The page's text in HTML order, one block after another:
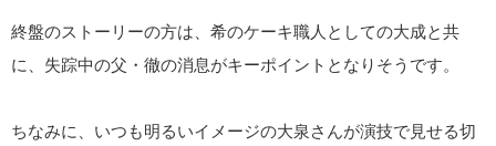
終盤のストーリーの方は、希のケーキ職人としての大成と共
に、失踪中の父・徹の消息がキーポイントとなりそうです。
ちなみに、いつも明るいイメージの大泉さんが演技で見せる切